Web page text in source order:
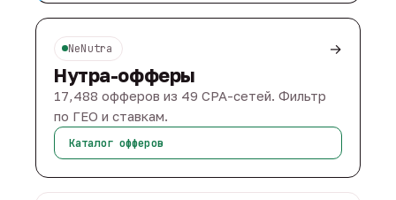
NeNutra →
Нутра-офферы
17,488 офферов из 49 CPA-сетей. Фильтр
по ГЕО и ставкам.
Каталог офферов